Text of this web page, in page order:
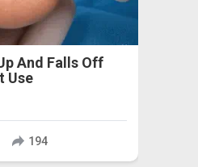
And Falls Off
Use
194